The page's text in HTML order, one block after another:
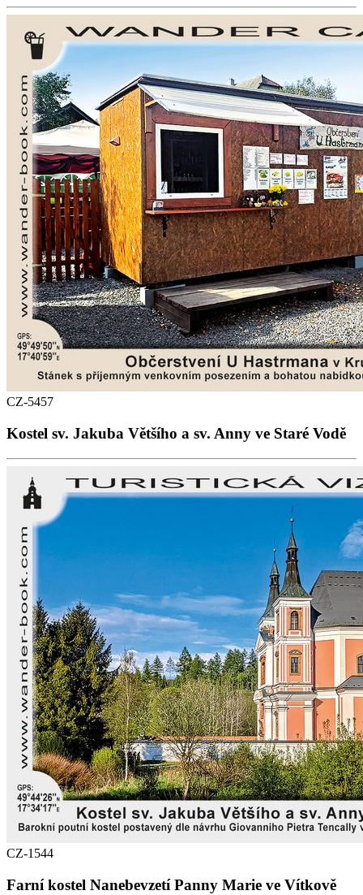
CZ-5457
Kostel sv. Jakuba Většího a sv. Anny ve Staré Vodě
CZ-1544
Farní kostel Nanebevzetí Panny Marie ve Vítkově